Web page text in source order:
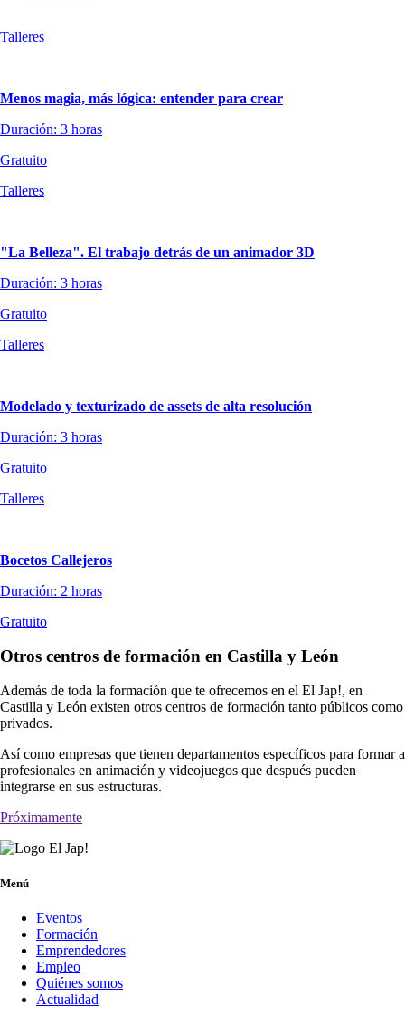
Talleres
Menos magia, más lógica: entender para crear
Duración: 3 horas
Gratuito
Talleres
"La Belleza". El trabajo detrás de un animador 3D
Duración: 3 horas
Gratuito
Talleres
Modelado y texturizado de assets de alta resolución
Duración: 3 horas
Gratuito
Talleres
Bocetos Callejeros
Duración: 2 horas
Gratuito
Otros centros de formación en Castilla y León
Además de toda la formación que te ofrecemos en el El Jap!, en
Castilla y León existen otros centros de formación tanto públicos como
privados.
Así como empresas que tienen departamentos específicos para formar a
profesionales en animación y videojuegos que después pueden
integrarse en sus estructuras.
Próximamente
Menú
Eventos
Formación
Emprendedores
Empleo
Quiénes somos
Actualidad